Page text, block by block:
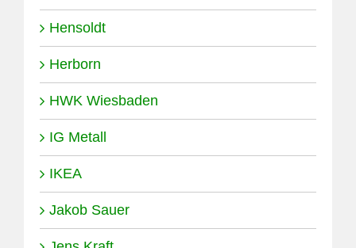
Hensoldt
Herborn
HWK Wiesbaden
IG Metall
IKEA
Jakob Sauer